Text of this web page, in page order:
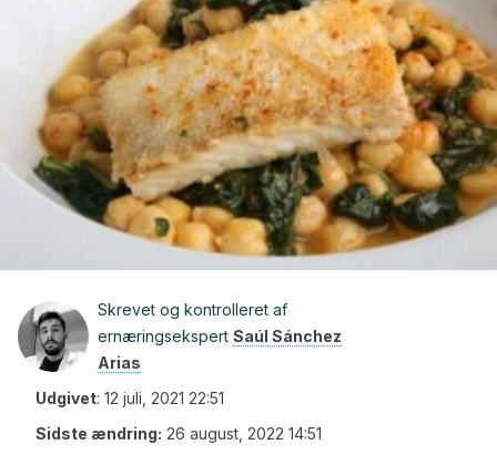
Skrevet og kontrolleret af
ernæringsekspert Saúl Sánchez
Arias
Udgivet: 12 juli, 2021 22:51
Sidste ændring: 26 august, 2022 14:51